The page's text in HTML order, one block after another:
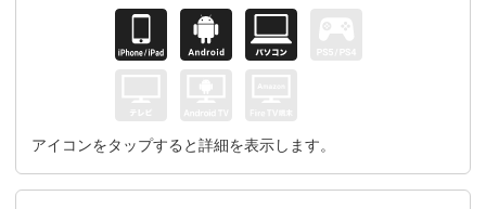
アイコンをタップすると詳細を表示します。